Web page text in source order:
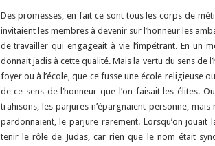
Des promesses, en fait ce sont tous les corps de
invitaient les membres à devenir sur l’honneur les
de travailler qui engageait à vie l’impétrant. En un
donnait jadis à cette qualité. Mais la vertu du sens de
foyer ou à l’école, que ce fusse une école religieuse
de ce sens de l’honneur que l’on faisait les élites.
trahisons, les parjures n’épargnaient personne,
pardonnaient, le parjure rarement. Lorsqu’on jouait
tenir le rôle de Judas, car rien que le nom était